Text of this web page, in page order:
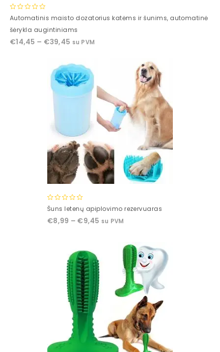
0
of
5
Automatinis maisto dozatorius katėms ir šunims, automatinė
šėrykla augintiniams
€14,45 – €39,45 su PVM
0
of
Šuns letenų apiplovimo rezervuaras
€8,99 – €9,45 su PVM